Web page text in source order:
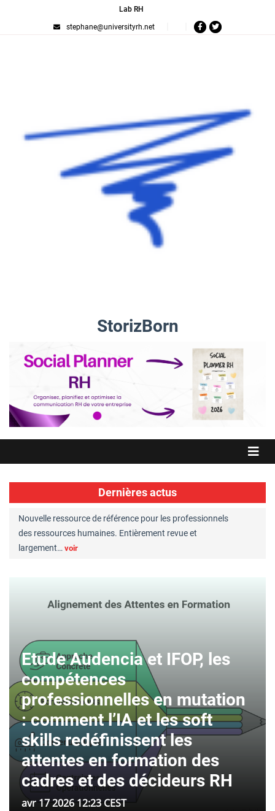
Lab RH
stephane@universityrh.net
StorizBorn
Dernières actus
Nouvelle ressource de référence pour les professionnels
des ressources humaines. Entièrement revue et
largement… voir
Etude Audencia et IFOP, les
compétences
professionnelles en mutation
: comment l’IA et les soft
skills redéfinissent les
attentes en formation des
cadres et des décideurs RH
avr 17 2026 12:23 CEST